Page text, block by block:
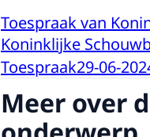
Toespraak van
Koninklijke
Toespraak29-06-
Meer over